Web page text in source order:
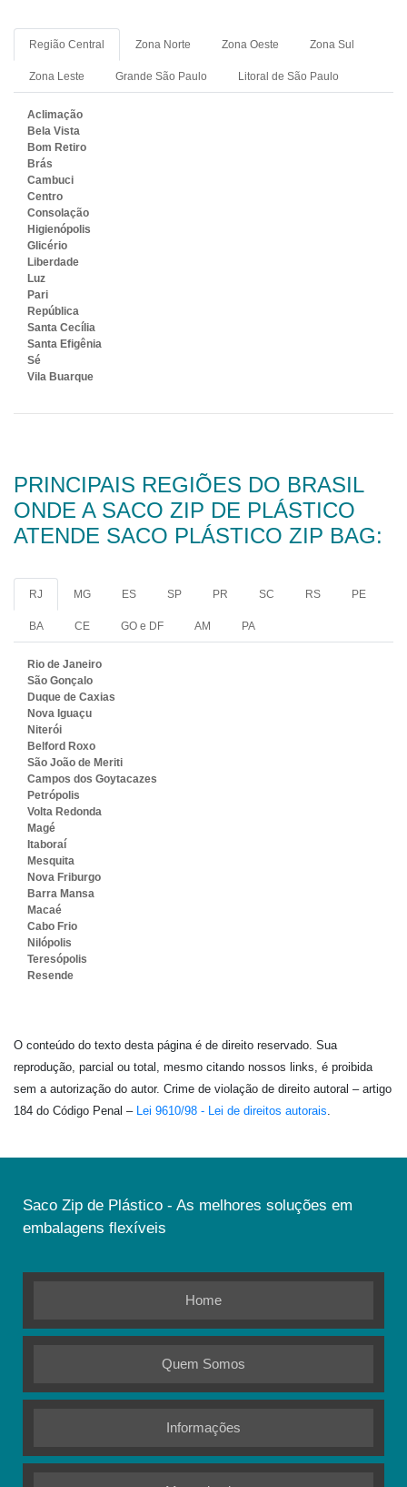
Região Central Zona Norte Zona Oeste Zona Sul
Zona Leste Grande São Paulo Litoral de São Paulo
Aclimação
Bela Vista
Bom Retiro
Brás
Cambuci
Centro
Consolação
Higienópolis
Glicério
Liberdade
Luz
Pari
República
Santa Cecília
Santa Efigênia
Sé
Vila Buarque
PRINCIPAIS REGIÕES DO BRASIL
ONDE A SACO ZIP DE PLÁSTICO
ATENDE SACO PLÁSTICO ZIP BAG:
RJ MG ES SP PR SC RS PE
BA CE GO e DF AM PA
Rio de Janeiro
São Gonçalo
Duque de Caxias
Nova Iguaçu
Niterói
Belford Roxo
São João de Meriti
Campos dos Goytacazes
Petrópolis
Volta Redonda
Magé
Itaboraí
Mesquita
Nova Friburgo
Barra Mansa
Macaé
Cabo Frio
Nilópolis
Teresópolis
Resende
O conteúdo do texto desta página é de direito reservado. Sua
reprodução, parcial ou total, mesmo citando nossos links, é proibida
sem a autorização do autor. Crime de violação de direito autoral – artigo
184 do Código Penal – Lei 9610/98 - Lei de direitos autorais.
Saco Zip de Plástico - As melhores soluções em
embalagens flexíveis
Home
Quem Somos
Informações